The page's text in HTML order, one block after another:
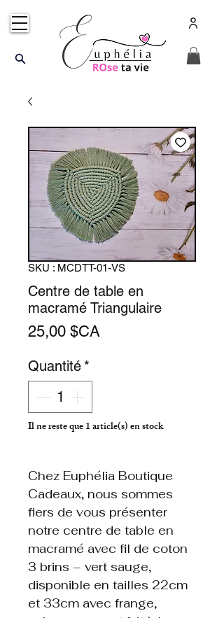
SKU : MCDTT-01-VS
Centre de table en
macramé Triangulaire
25,00 $CA
Quantité *
Il ne reste que 1 article(s) en stock
Chez Euphélia Boutique
Cadeaux, nous sommes
fiers de vous présenter
notre centre de table en
macramé avec fil de coton
3 brins – vert sauge,
disponible en tailles 22cm
et 33cm avec frange,